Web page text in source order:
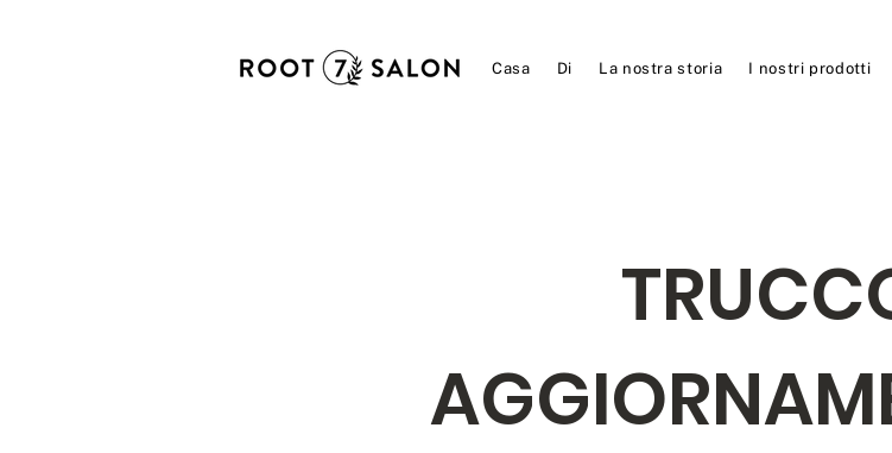
Casa Di La nostra storia I nostri prodotti